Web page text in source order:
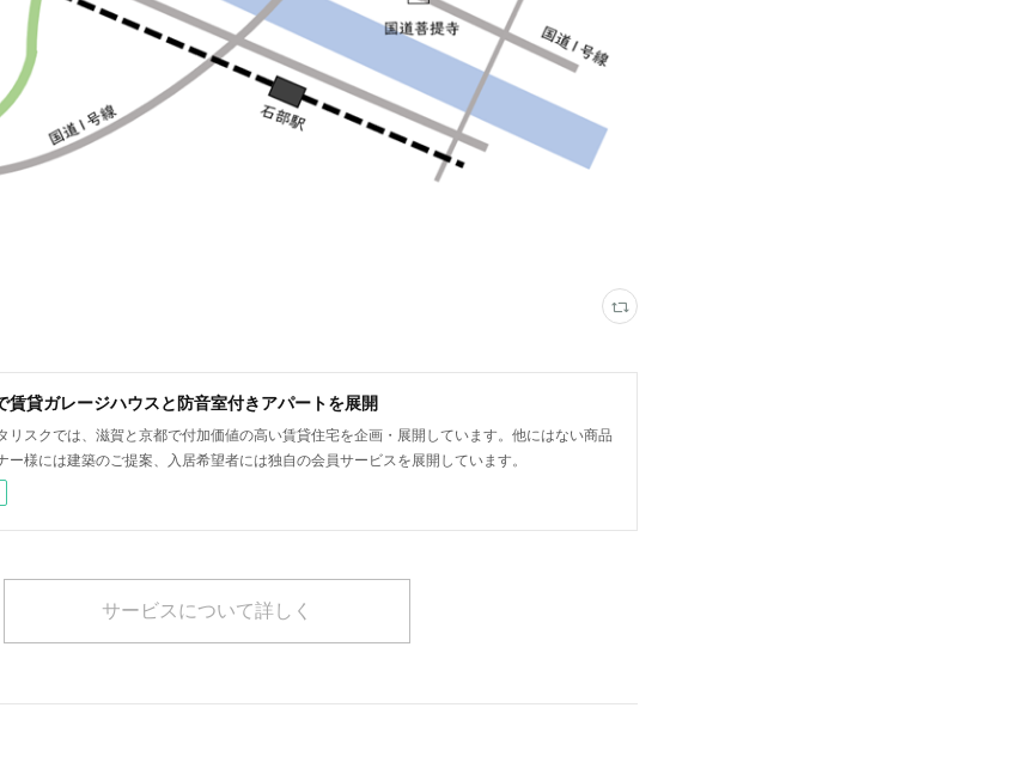
賃貸ガレージハウスと防音室付きアパートを展開
リスクでは、滋賀と京都で付加価値の高い賃貸住宅を企画・展開しています。他にはない商品
ー様には建築のご提案、入居希望者には独自の会員サービスを展開しています。
サービスについて詳しく